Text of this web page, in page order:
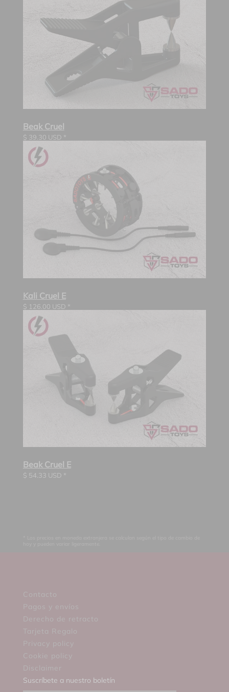
Beak Cruel
$ 39.30 USD *
Kali Cruel E
$ 126.00 USD *
Beak Cruel E
$ 54.33 USD *
Contacto
Pagos y envíos
Derecho de retracto
Tarjeta Regalo
Privacy policy
Cookie policy
Disclaimer
Suscríbete a nuestro boletín